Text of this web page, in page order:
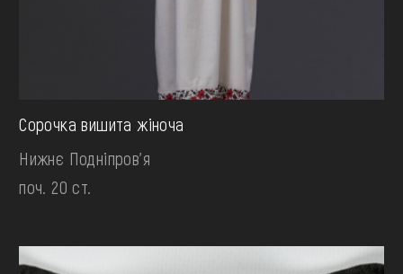
Сорочка вишита жіноча
Нижнє Подніпров'я
поч. 20 ст.